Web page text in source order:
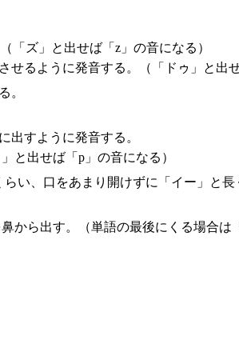
「ズ」と出せば「z」の音になる）
るように発音する。（「ドゥ」と出
。
出すように発音する。
と出せば「p」の音になる）
い、口をあまり開けずに「イー」と長
から出す。（単語の最後にくる場合は